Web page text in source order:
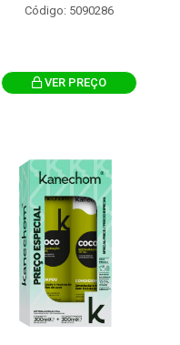
Código: 5090286
VER PREÇO